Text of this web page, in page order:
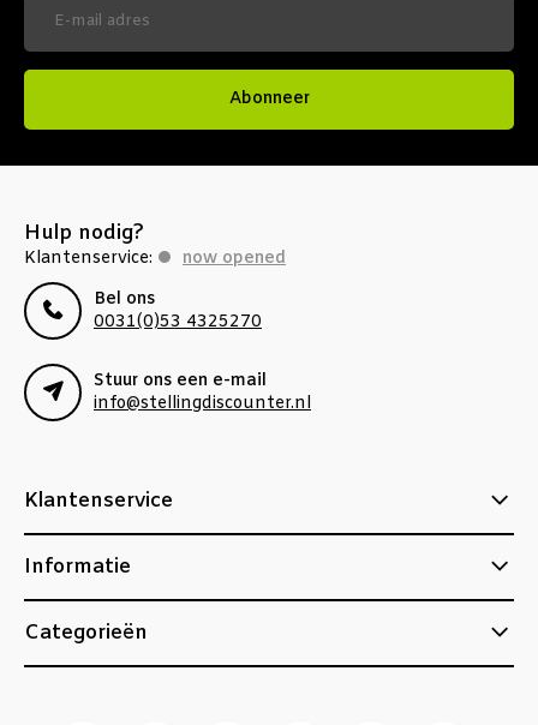
Abonneer
Hulp nodig?
Klantenservice:
now opened
Bel ons
0031(0)53 4325270
Stuur ons een e-mail
info@stellingdiscounter.nl
Klantenservice
Informatie
Categorieën